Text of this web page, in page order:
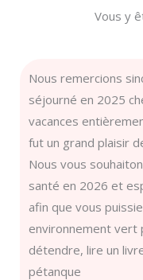
Vous y
Nous remercions
séjourné en 2025
vacances
fut un grand plaisir
Nous vous
santé en 2026 et
afin que vous
environnement vert
détendre, lire un
pétanque